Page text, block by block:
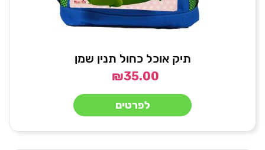
תיק אוכל כחול תנין שמן
₪35.00
לפרטים